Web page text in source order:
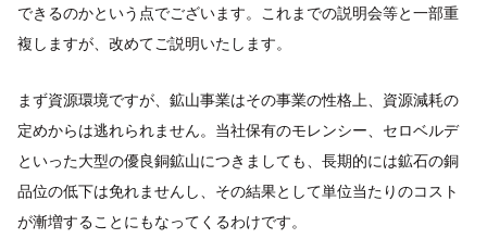
できるのかという点でございます。これまでの説明会等と一部重
複しますが、改めてご説明いたします。
まず資源環境ですが、鉱山事業はその事業の性格上、資源減耗の
定めからは逃れられません。当社保有のモレンシー、セロベルデ
といった大型の優良銅鉱山につきましても、長期的には鉱石の銅
品位の低下は免れませんし、その結果として単位当たりのコスト
が漸増することにもなってくるわけです。